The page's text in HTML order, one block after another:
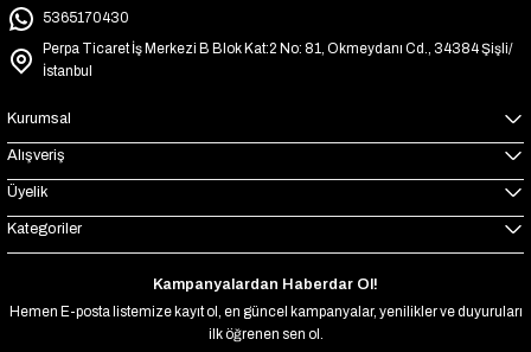
5365170430
Perpa Ticaret İş Merkezi B Blok Kat:2 No: 81, Okmeydanı Cd., 34384 Şişli/
İstanbul
Kurumsal
Alışveriş
Üyelik
Kategoriler
Kampanyalardan Haberdar Ol!
Hemen E-posta listemize kayıt ol, en güncel kampanyalar, yenilikler ve duyuruları
ilk öğrenen sen ol.